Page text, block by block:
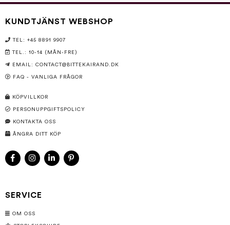
KUNDTJÄNST WEBSHOP
TEL: +45 8891 9907
TEL.: 10-14 (MÅN-FRE)
EMAIL: CONTACT@BITTEKAIRAND.DK
FAQ - VANLIGA FRÅGOR
KÖPVILLKOR
PERSONUPPGIFTSPOLICY
KONTAKTA OSS
ÅNGRA DITT KÖP
SERVICE
OM OSS